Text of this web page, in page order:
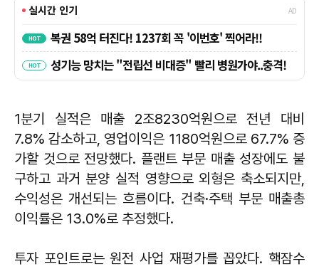
1분기 실적은 매출 2조8230억원으로 전년 대비
7.8% 감소하고, 영업이익은 1180억원으로 67.7% 증
가할 것으로 전망했다. 플랜트 부문 매출 성장에도 불
구하고 과거 분양 실적 영향으로 외형은 축소되지만,
수익성은 개선되는 흐름이다. 건축·주택 부문 매출총
이익률은 13.0%로 추정했다.
투자 포인트로는 원전 사업 재평가를 꼽았다. 핵잠수